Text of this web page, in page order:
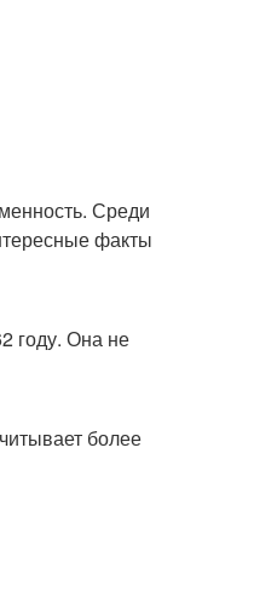
Среди
факты
году. Она не
более